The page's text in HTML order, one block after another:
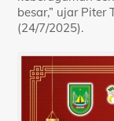
besar,” ujar
(24/7/2025).